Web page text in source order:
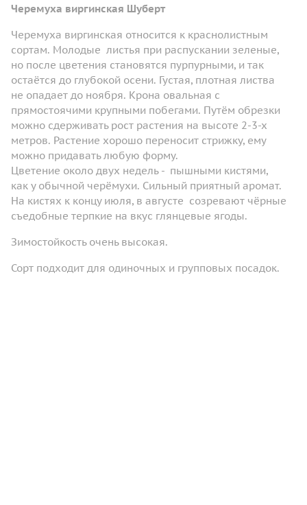
Черемуха виргинская Шуберт
Черемуха виргинская относится к краснолистным
сортам. Молодые листья при распускании зеленые,
но после цветения становятся пурпурными, и так
остаётся до глубокой осени. Густая, плотная листва
не опадает до ноября. Крона овальная с
прямостоячими крупными побегами. Путём обрезки
можно сдерживать рост растения на высоте 2-3-х
метров. Растение хорошо переносит стрижку, ему
можно придавать любую форму.
Цветение около двух недель - пышными кистями,
как у обычной черёмухи. Сильный приятный аромат.
На кистях к концу июля, в августе созревают чёрные
съедобные терпкие на вкус глянцевые ягоды.
Зимостойкость очень высокая.
Сорт подходит для одиночных и групповых посадок.